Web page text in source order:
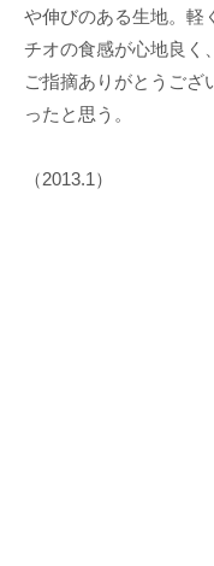
や伸びのある生地。軽
チオの食感が心地良く
ご指摘ありがとうござ
ったと思う。
（2013.1）